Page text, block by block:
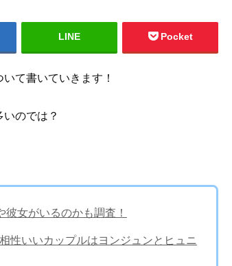
LINE Pocket
て書いていきます！
のでは？
女がいるのかも調査！
性いいカップルはヨンジュンとヒュニ